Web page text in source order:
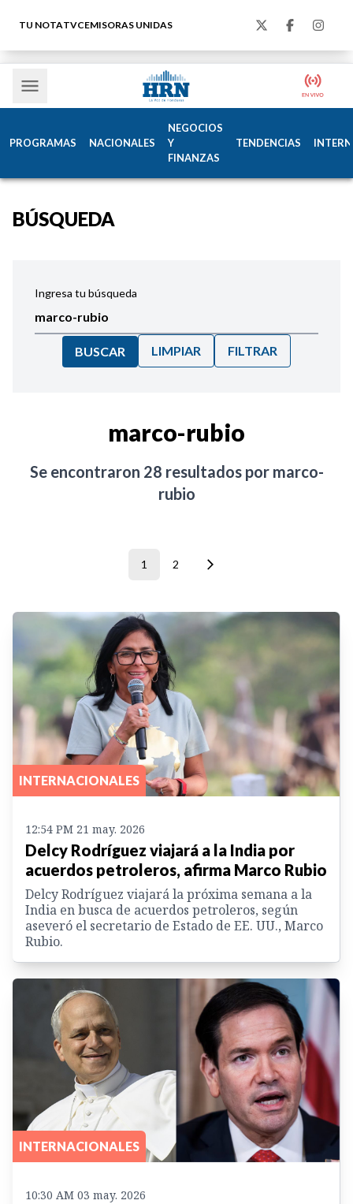
TU NOTATVCEMISORAS UNIDAS
PROGRAMAS NACIONALES
NEGOCIOS
Y
FINANZAS
TENDENCIAS
BÚSQUEDA
Ingresa tu búsqueda
BUSCAR LIMPIAR FILTRAR
marco-rubio
Se encontraron 28 resultados por marco-
rubio
1 2
INTERNACIONALES
12:54 PM 21 may. 2026
Delcy Rodríguez viajará a la India por
acuerdos petroleros, afirma Marco Rubio
Delcy Rodríguez viajará la próxima semana a la
India en busca de acuerdos petroleros, según
aseveró el secretario de Estado de EE. UU., Marco
Rubio.
INTERNACIONALES
10:30 AM 03 may. 2026